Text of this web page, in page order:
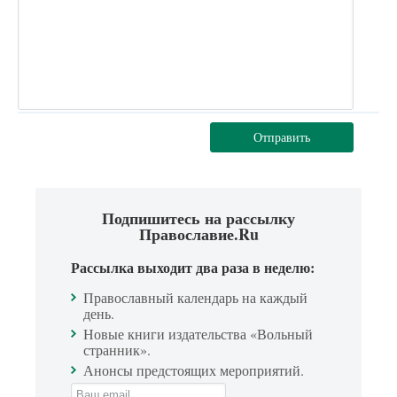
Отправить
Подпишитесь на рассылку
Православие.Ru
Рассылка выходит два раза в неделю:
Православный календарь на каждый
день.
Новые книги издательства «Вольный
странник».
Анонсы предстоящих мероприятий.